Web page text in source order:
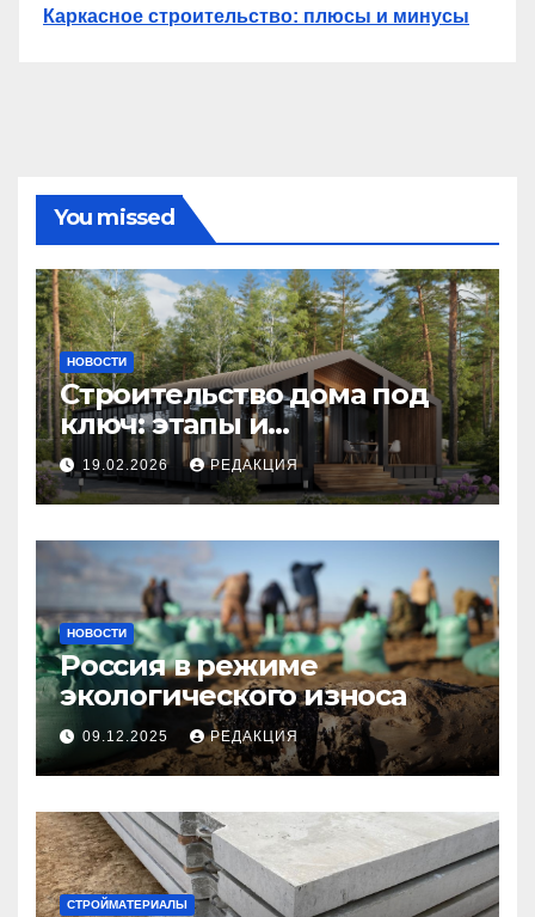
Каркасное строительство: плюсы и минусы
You missed
НОВОСТИ
Строительство дома под
ключ: этапы и
планирование бюджета
19.02.2026 РЕДАКЦИЯ
НОВОСТИ
Россия в режиме
экологического износа
09.12.2025 РЕДАКЦИЯ
СТРОЙМАТЕРИАЛЫ